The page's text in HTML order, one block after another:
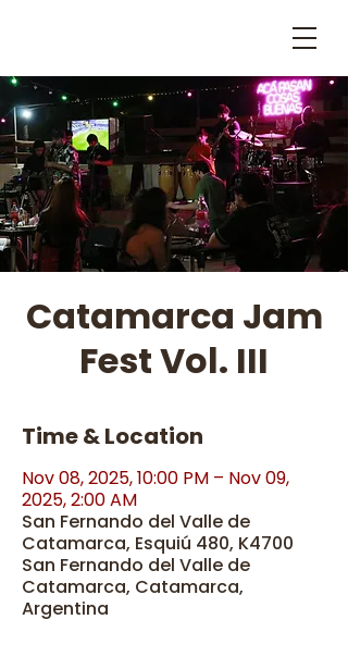
Catamarca Jam
Fest Vol. III
Time & Location
Nov 08, 2025, 10:00 PM – Nov 09,
2025, 2:00 AM
San Fernando del Valle de
Catamarca, Esquiú 480, K4700
San Fernando del Valle de
Catamarca, Catamarca,
Argentina